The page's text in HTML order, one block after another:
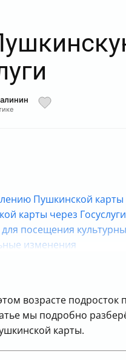
Пушкинской карты
карты через
посещения
изменения
возрасте
мы подробно
карты.